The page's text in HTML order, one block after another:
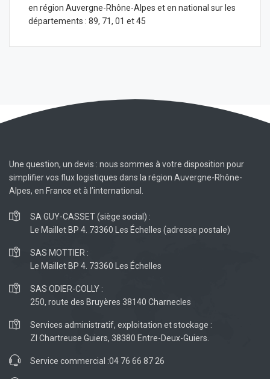
en région Auvergne-Rhône-Alpes et en national sur les
départements : 89, 71, 01 et 45
Une question, un devis : nous sommes à votre disposition pour
simplifier vos flux logistiques dans la région Auvergne-Rhône-
Alpes, en France et à l’international.
SA GUY-CASSET (siège social) :
Le Maillet BP 4. 73360 Les Échelles (adresse postale)
SAS MOTTIER :
Le Maillet BP 4. 73360 Les Échelles
SAS ODIER-COLLY :
250, route des Bruyères 38140 Charnecles
Services administratif, exploitation et stockage :
ZI Chartreuse Guiers, 38380 Entre-Deux-Guiers.
Service commercial :04 76 66 87 26